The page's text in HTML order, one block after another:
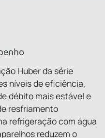
Huber da série
níveis de eficiência,
débito mais estável e
resfriamento
refrigeração com água
reduzem o